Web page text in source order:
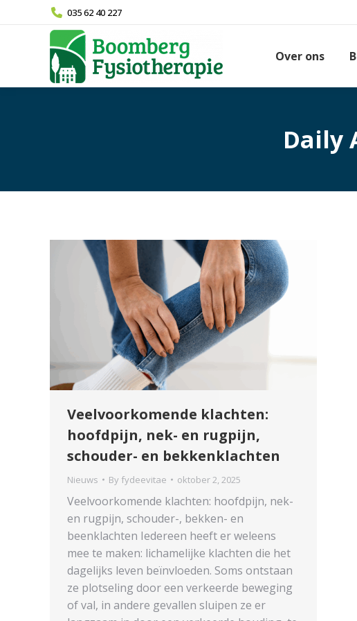
035 62 40 227
Over ons
Daily
Veelvoorkomende klachten:
hoofdpijn, nek- en rugpijn,
schouder- en bekkenklachten
Nieuws By fydeevitae oktober 2, 2025
Veelvoorkomende klachten: hoofdpijn, nek-
en rugpijn, schouder-, bekken- en
beenklachten Iedereen heeft er weleens
mee te maken: lichamelijke klachten die het
dagelijks leven beïnvloeden. Soms ontstaan
ze plotseling door een verkeerde beweging
of val, in andere gevallen sluipen ze er